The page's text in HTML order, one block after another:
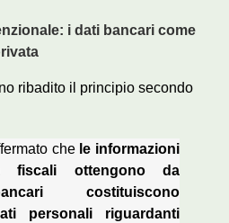
i dati bancari come
ribadito il principio secondo
che le informazioni
fiscali ottengono da
costituiscono
personali riguardanti